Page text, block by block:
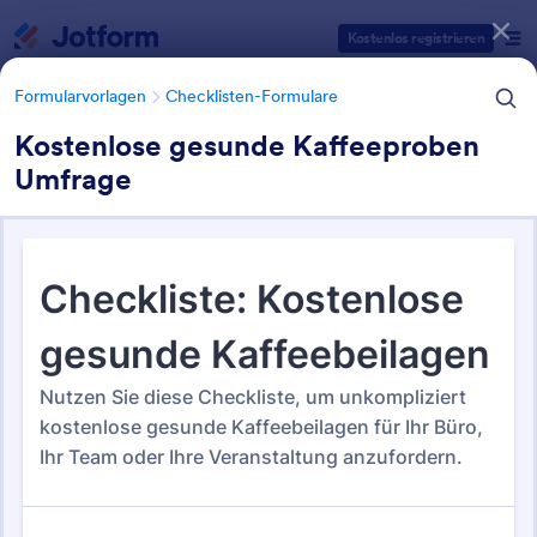
Kostenlos registrieren
Formularvorlagen Checklisten-Formulare
Kostenlose gesunde Kaffeeproben
Umfrage
Checklisten-Formulare
367 Vorlagen
Formularvorlagen Kategorien